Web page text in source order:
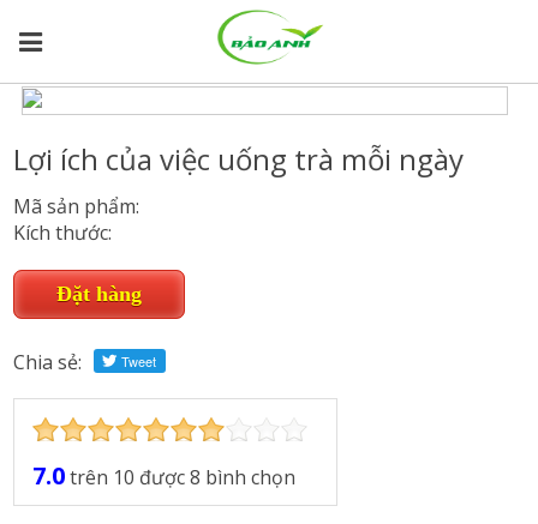
-Trang chủ Lợi ích của việc uống trà mỗi ngày
Lợi ích của việc uống trà mỗi ngày
Mã sản phẩm:
Kích thước:
Chia sẻ:
7.0trên 10 được8 bình chọn